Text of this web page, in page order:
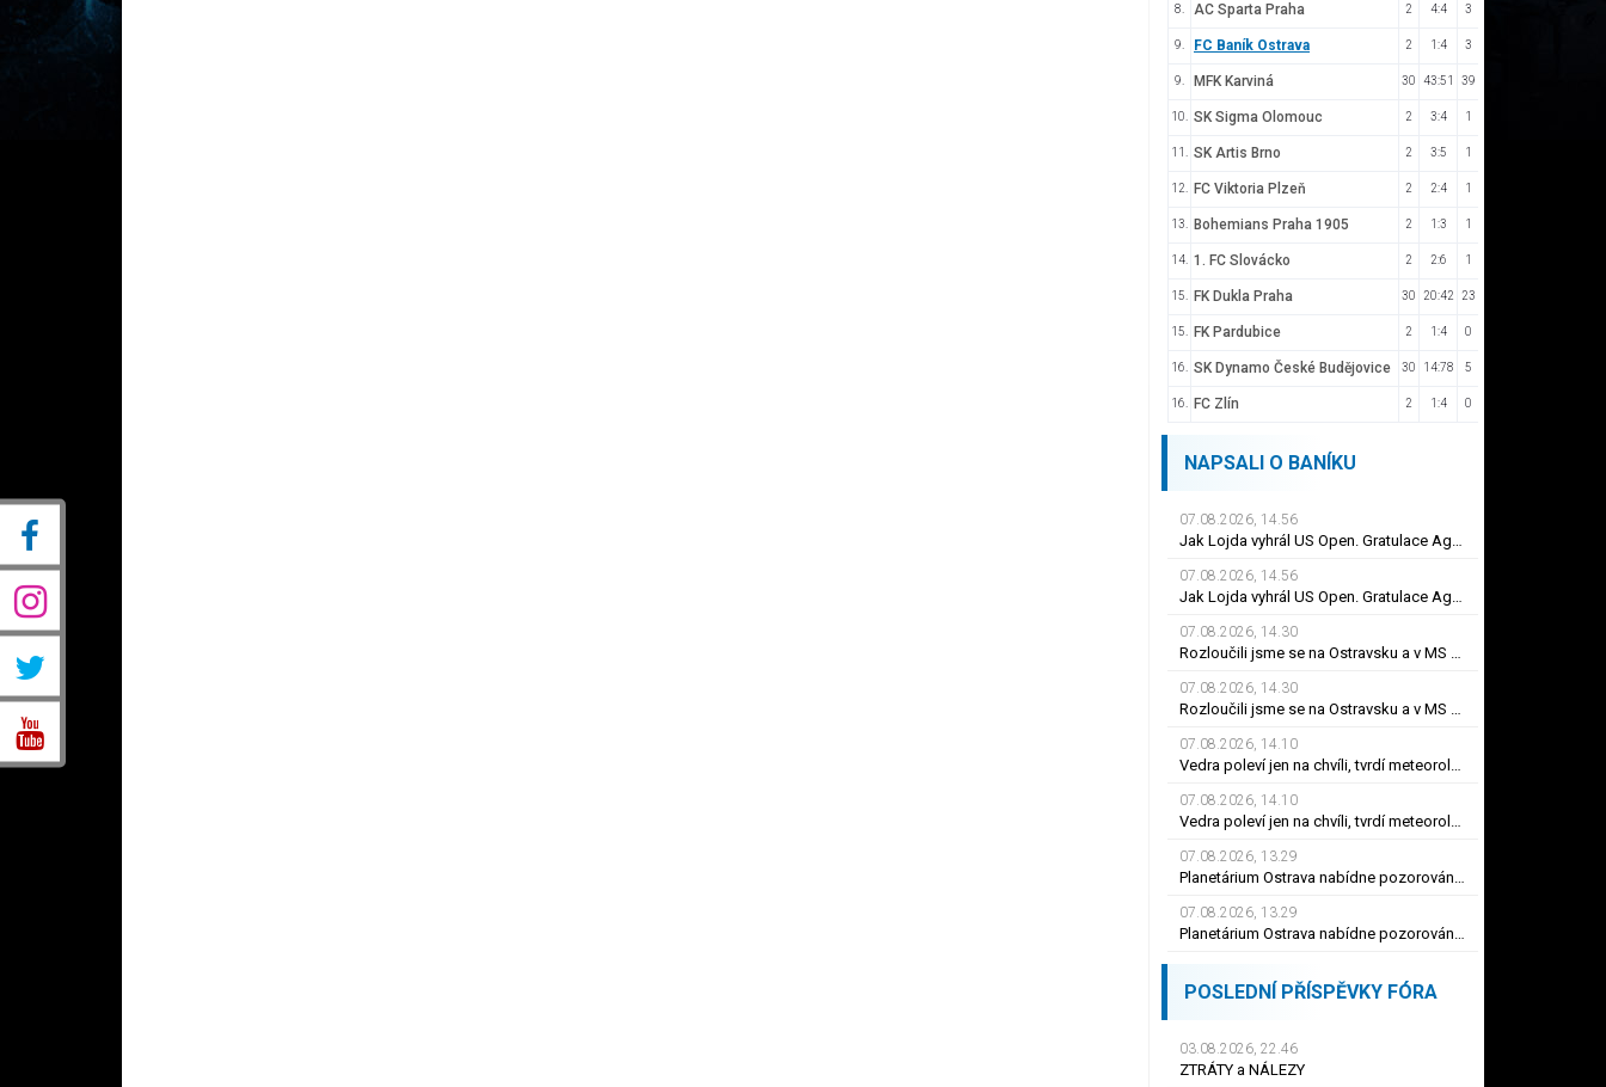
8. AC Sparta Praha 2 4:4 3
9. FC Baník Ostrava 2 1:4 3
9. MFK Karviná 30 43:51 39
10. SK Sigma Olomouc 2 3:4 1
11. SK Artis Brno 2 3:5 1
12. FC Viktoria Plzeň 2 2:4 1
13. Bohemians Praha 1905 2 1:3 1
14. 1. FC Slovácko 2 2:6 1
15. FK Dukla Praha 30 20:42 23
15. FK Pardubice 2 1:4 0
16. SK Dynamo České Budějovice 30 14:78 5
16. FC Zlín 2 1:4 0
NAPSALI O BANÍKU
07.08.2026, 14.56
Jak Lojda vyhrál US Open. Gratulace Agassimu a vizáž Backstreet Boys
07.08.2026, 14.56
Jak Lojda vyhrál US Open. Gratulace Agassimu a vizáž Backstreet Boys
07.08.2026, 14.30
Rozloučili jsme se na Ostravsku a v MS kraji - 32. týden 2026
07.08.2026, 14.30
Rozloučili jsme se na Ostravsku a v MS kraji - 32. týden 2026
07.08.2026, 14.10
Vedra poleví jen na chvíli, tvrdí meteorologové. Horko bude ještě v září
07.08.2026, 14.10
Vedra poleví jen na chvíli, tvrdí meteorologové. Horko bude ještě v září
07.08.2026, 13.29
Planetárium Ostrava nabídne pozorování největšího zatmění Slunce za mnoho let
07.08.2026, 13.29
Planetárium Ostrava nabídne pozorování největšího zatmění Slunce za mnoho let
POSLEDNÍ PŘÍSPĚVKY FÓRA
03.08.2026, 22.46
ZTRÁTY a NÁLEZY